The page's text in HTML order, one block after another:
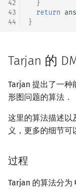
42
43
44
}
return ans
}
Tarjan 的
Tarjan 提出了一种
形图问题的算法．
这里的算法描述以
义，更多的细节可
过程
Tarjan 的算法分为